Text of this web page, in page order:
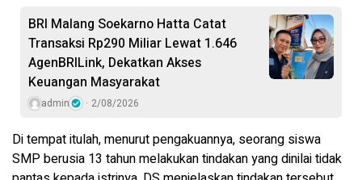
BRI Malang Soekarno Hatta Catat
Transaksi Rp290 Miliar Lewat 1.646
AgenBRILink, Dekatkan Akses
Keuangan Masyarakat
admin 2/08/2026
Di tempat itulah, menurut pengakuannya, seorang siswa
SMP berusia 13 tahun melakukan tindakan yang dinilai tidak